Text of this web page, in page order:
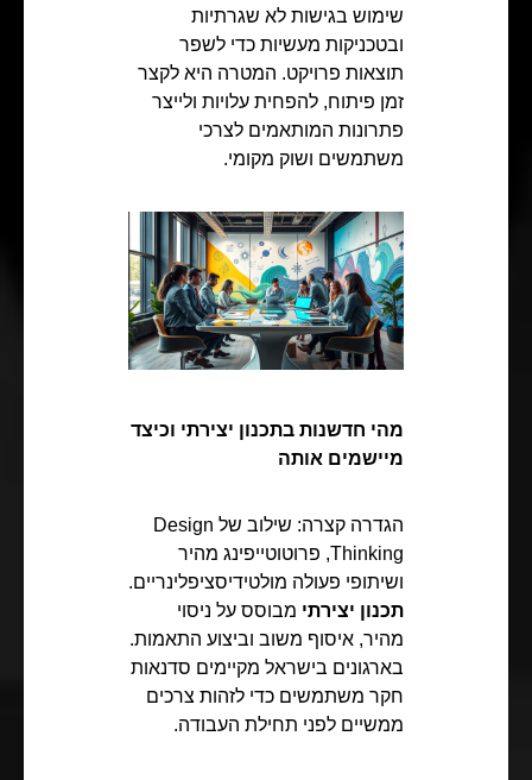
שימוש בגישות לא שגרתיות
ובטכניקות מעשיות כדי לשפר
תוצאות פרויקט. המטרה היא לקצר
זמן פיתוח, להפחית עלויות ולייצר
פתרונות המותאמים לצרכי
משתמשים ושוק מקומי.
מהי חדשנות בתכנון יצירתי וכיצד
מיישמים אותה
הגדרה קצרה: שילוב של Design
Thinking, פרוטוטייפינג מהיר
ושיתופי פעולה מולטידיסציפלינריים.
תכנון יצירתי מבוסס על ניסוי
מהיר, איסוף משוב וביצוע התאמות.
בארגונים בישראל מקיימים סדנאות
חקר משתמשים כדי לזהות צרכים
ממשיים לפני תחילת העבודה.